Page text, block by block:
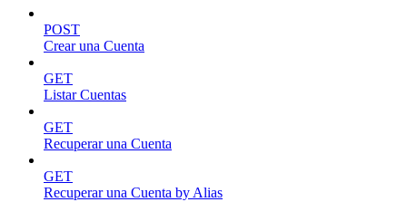
POST
Crear una Cuenta
GET
Listar Cuentas
GET
Recuperar una Cuenta
GET
Recuperar una Cuenta by Alias